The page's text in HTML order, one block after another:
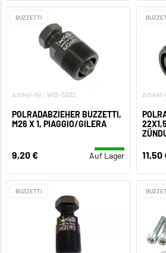
BUZZETTI
Artikel-Nr.: WB-5232
POLRADABZIEHER BUZZETTI,
M26 X 1, PIAGGIO/GILERA
9,20 € Auf Lager
Artikel-
11,50
BUZZETTI